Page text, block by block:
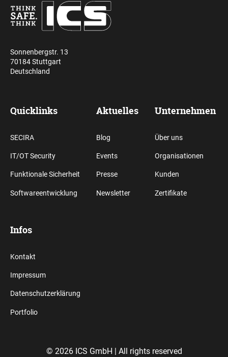
Sonnenbergstr. 13
70184 Stuttgart
Deutschland
Quicklinks
SECIRA
IT/OT Security
Funktionale Sicherheit
Softwareentwicklung
Aktuelles
Blog
Events
Presse
Newsletter
Unternehmen
Über uns
Organisationen
Kunden
Zertifikate
Infos
Kontakt
Impressum
Datenschutzerklärung
Portfolio
© 2026 ICS GmbH | All rights reserved